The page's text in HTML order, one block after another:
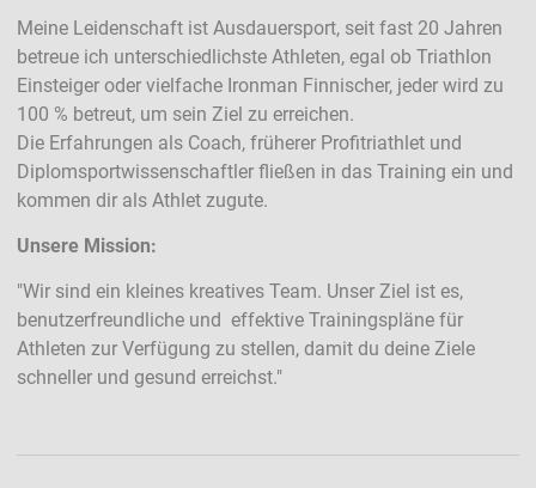
Meine Leidenschaft ist Ausdauersport, seit fast 20 Jahren
betreue ich unterschiedlichste Athleten, egal ob Triathlon
Einsteiger oder vielfache Ironman Finnischer, jeder wird zu
100 % betreut, um sein Ziel zu erreichen.
Die Erfahrungen als Coach, früherer Profitriathlet und
Diplomsportwissenschaftler fließen in das Training ein und
kommen dir als Athlet zugute.
Unsere Mission:
"Wir sind ein kleines kreatives Team. Unser Ziel ist es,
benutzerfreundliche und effektive Trainingspläne für
Athleten zur Verfügung zu stellen, damit du deine Ziele
schneller und gesund erreichst."